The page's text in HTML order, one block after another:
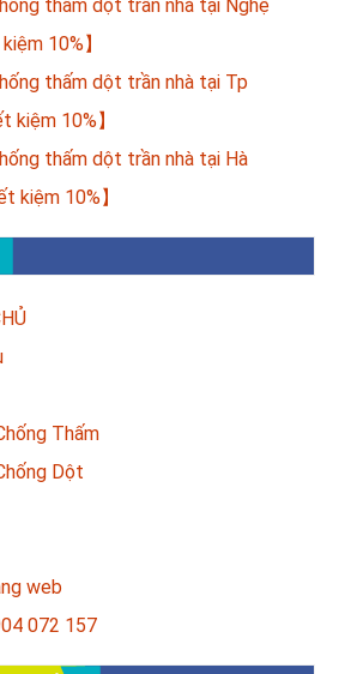
thấm dột trần nhà tại Nghệ
10%】
thấm dột trần nhà tại Tp
kiệm 10%】
thấm dột trần nhà tại Hà
kiệm 10%】
Thấm
Dột
web
072 157